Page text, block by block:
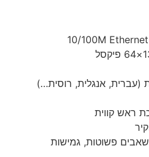
אנגלית, רוסית…)
ראש קווית
פשוטות, גמישות